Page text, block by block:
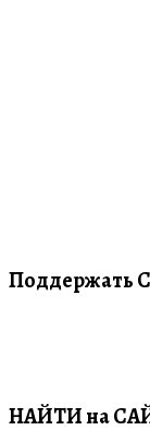
Поддержать
НАЙТИ на